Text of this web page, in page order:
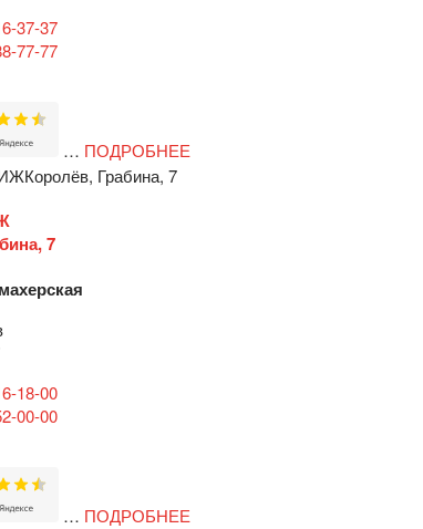
37-37
77-77
… ПОДРОБНЕЕ
7
18-00
00-00
… ПОДРОБНЕЕ